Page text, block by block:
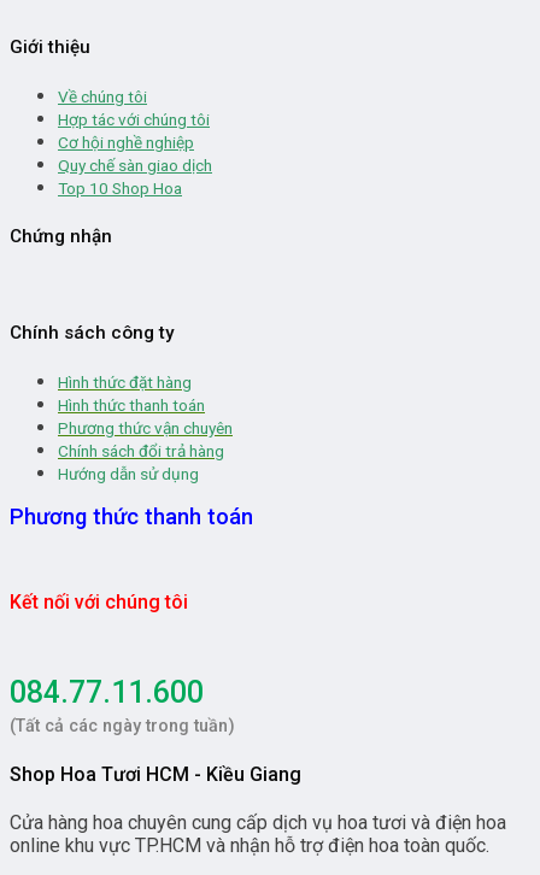
Giới thiệu
Về chúng tôi
Hợp tác với chúng tôi
Cơ hội nghề nghiệp
Quy chế sàn giao dịch
Top 10 Shop Hoa
Chứng nhận
Chính sách công ty
Hình thức đặt hàng
Hình thức thanh toán
Phương thức vận chuyên
Chính sách đổi trả hàng
Hướng dẫn sử dụng
Phương thức thanh toán
Kết nối với chúng tôi
084.77.11.600
(Tất cả các ngày trong tuần)
Shop Hoa Tươi HCM - Kiều Giang
Cửa hàng hoa chuyên cung cấp dịch vụ hoa tươi và điện hoa
online khu vực TP.HCM và nhận hỗ trợ điện hoa toàn quốc.